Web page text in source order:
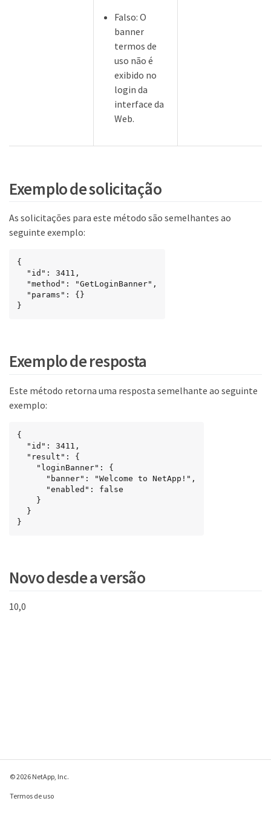
Falso: O
banner
termos de
uso não é
exibido no
login da
interface da
Web.
Exemplo de solicitação
As solicitações para este método são semelhantes ao
seguinte exemplo:
{
}
Exemplo de resposta
Este método retorna uma resposta semelhante ao seguinte
exemplo:
{
}
Novo desde a versão
10,0
© 2026 NetApp, Inc.
Termos de uso